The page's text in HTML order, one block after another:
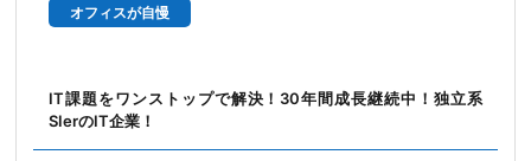
オフィスが自慢
IT課題をワンストップで解決！30年間成長継続中！独立系
SIerのIT企業！